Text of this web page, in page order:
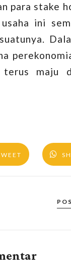
para stake
ini
terus maju